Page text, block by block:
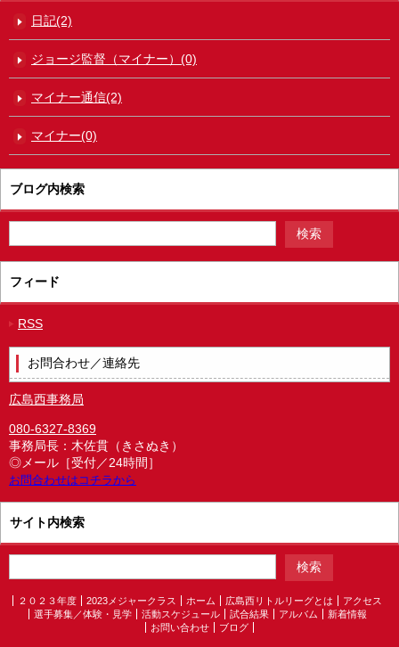
日記(2)
ジョージ監督（マイナー）(0)
マイナー通信(2)
マイナー(0)
ブログ内検索
フィード
RSS
お問合わせ／連絡先
広島西事務局
080-6327-8369
事務局長：木佐貫（きさぬき）
◎メール［受付／24時間］
お問合わせはコチラから
サイト内検索
２０２３年度 2023メジャークラス ホーム 広島西リトルリーグとは
アクセス
選手募集／体験・見学
活動スケジュール 試合結果 アルバム
新着情報
お問い合わせ
ブログ